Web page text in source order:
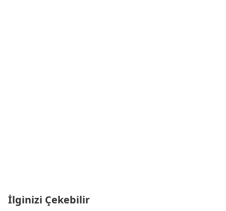
İlginizi Çekebilir